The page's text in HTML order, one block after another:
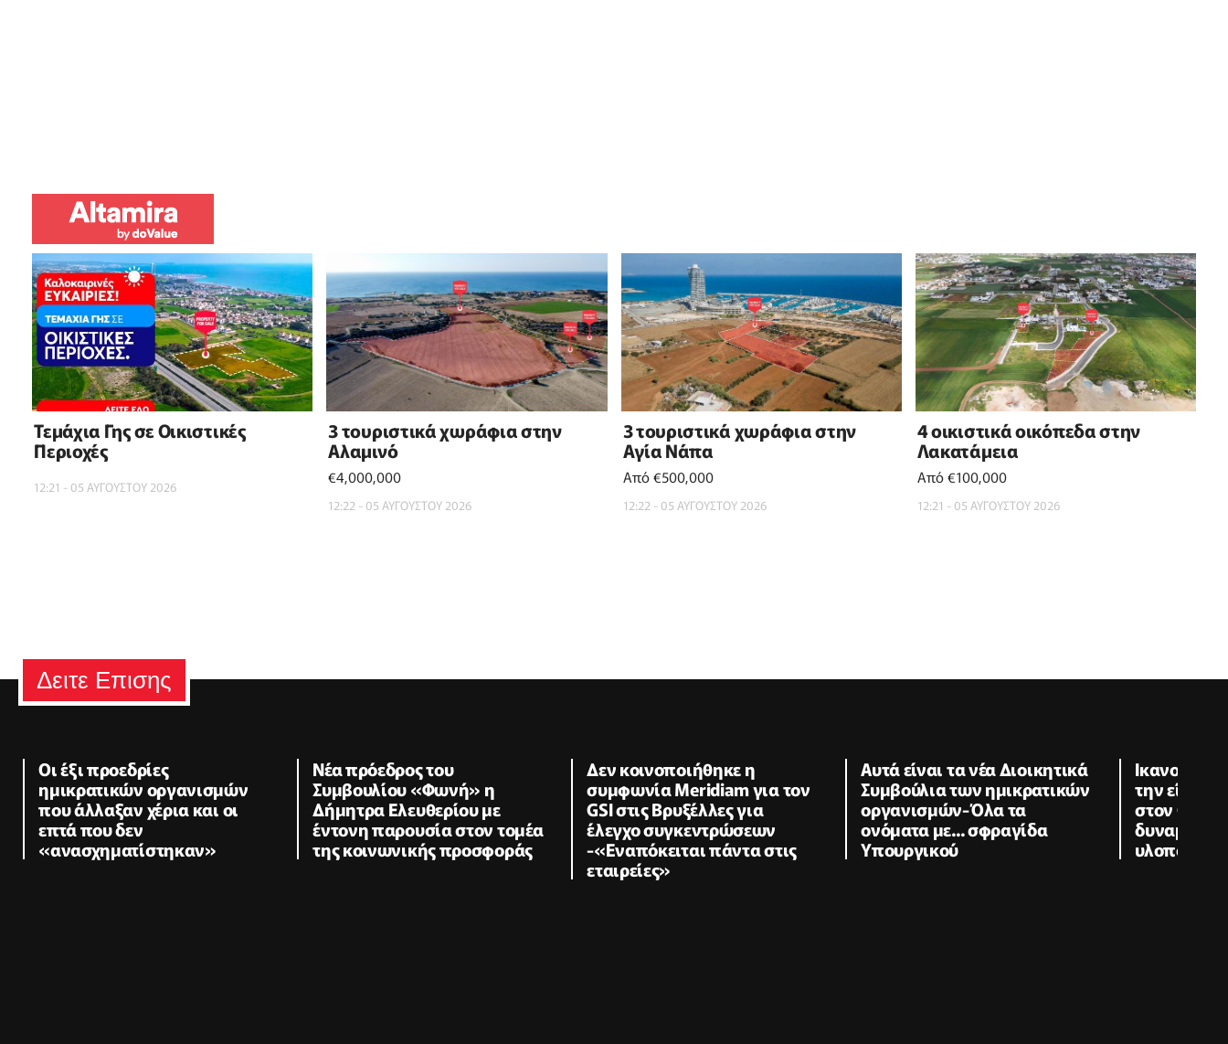
Τεμάχια Γης σε Οικιστικές
Περιοχές
12:21 - 05 ΑΥΓΟΥΣΤΟΥ 2026
3 τουριστικά χωράφια στην
Αλαμινό
€4,000,000
12:22 - 05 ΑΥΓΟΥΣΤΟΥ 2026
3 τουριστικά χωράφια στην
Αγία Νάπα
Από €500,000
12:22 - 05 ΑΥΓΟΥΣΤΟΥ 2026
4 οικιστικά οικόπεδα στην
Λακατάμεια
Από €100,000
12:21 - 05 ΑΥΓΟΥΣΤΟΥ 2026
Δειτε Επισης
Οι έξι προεδρίες
ημικρατικών οργανισμών
που άλλαξαν χέρια και οι
επτά που δεν
«ανασχηματίστηκαν»
Νέα πρόεδρος του
Συμβουλίου «Φωνή» η
Δήμητρα Ελευθερίου με
έντονη παρουσία στον τομέα
της κοινωνικής προσφοράς
Δεν κοινοποιήθηκε η
συμφωνία Meridiam για τον
GSI στις Βρυξέλλες για
έλεγχο συγκεντρώσεων
-«Εναπόκειται πάντα στις
εταιρείες»
Αυτά είναι τα νέα Διοικητικά
Συμβούλια των ημικρατικών
οργανισμών-Όλα τα
ονόματα με... σφραγίδα
Υπουργικού
την
στον GSI-
δυναμική